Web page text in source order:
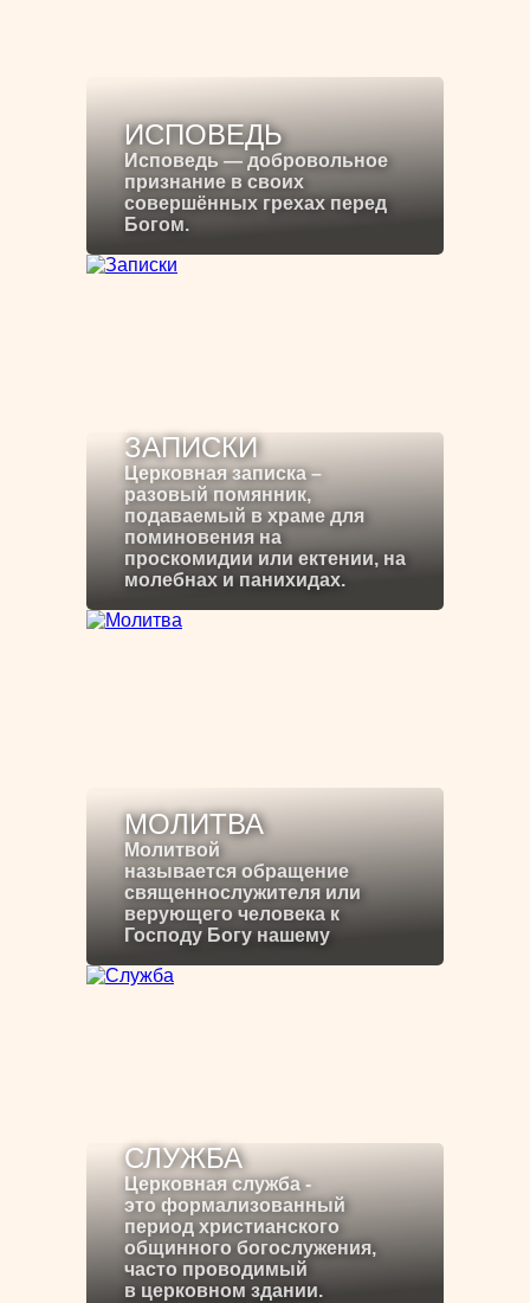
ИСПОВЕДЬ
Исповедь — добровольное
признание в своих
совершённых грехах перед
Богом.
ЗАПИСКИ
Церковная записка –
разовый помянник,
подаваемый в храме для
поминовения на
проскомидии или ектении, на
молебнах и панихидах.
МОЛИТВА
Молитвой
называется обращение
священнослужителя или
верующего человека к
Господу Богу нашему
СЛУЖБА
Церковная служба -
это формализованный
период христианского
общинного богослужения,
часто проводимый
в церковном здании.